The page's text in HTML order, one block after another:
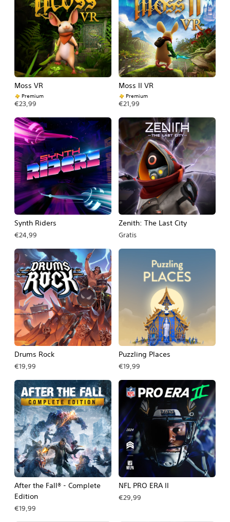
Moss VR
Premium
€23,99
Moss II VR
Premium
€21,99
Synth Riders
€24,99
Zenith: The Last City
Gratis
Drums Rock
€19,99
Puzzling Places
€19,99
After the Fall® - Complete
Edition
€19,99
NFL PRO ERA II
€29,99